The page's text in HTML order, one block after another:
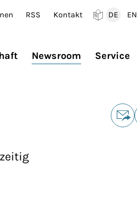
RSS Kontakt
DE
EN
Newsroom Service